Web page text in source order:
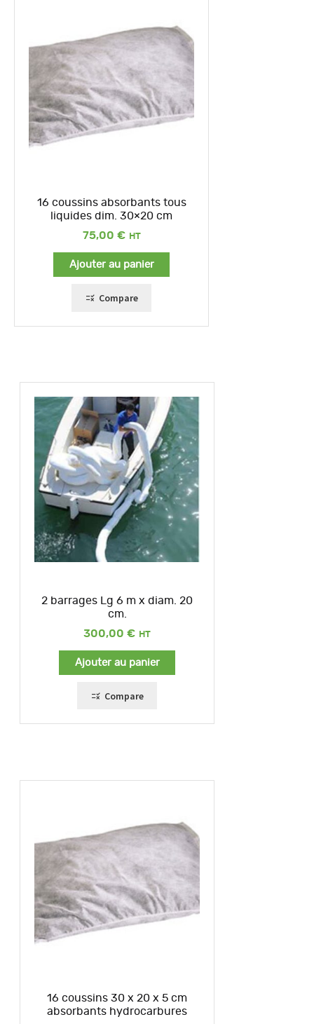
16 coussins absorbants tous
liquides dim. 30×20 cm
75,00 €
Ajouter au panier
Compare
2 barrages Lg 6 m x diam. 20
cm.
300,00 €
Ajouter au panier
Compare
16 coussins 30 x 20 x 5 cm
absorbants hydrocarbures